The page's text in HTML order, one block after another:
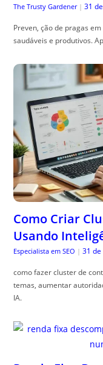
The Trusty Gardener | 31
Preven, ção de pragas
saudáveis e produtivos.
Como Criar
Usando
Especialista em SEO | 31
como fazer cluster de
temas, aumentar
IA.